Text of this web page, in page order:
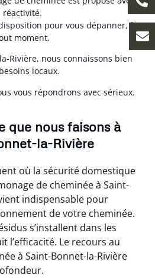
réactivité.
pour vous dépanner, à
moment.
Rivière, nous connaissons bien
locaux.
vous répondrons avec sérieux.
que nous faisons à
la-Rivière
où la sécurité domestique
de cheminée à Saint-
indispensable pour
de votre cheminée.
s’installent dans les
l’efficacité. Le recours au
à Saint-Bonnet-la-Rivière